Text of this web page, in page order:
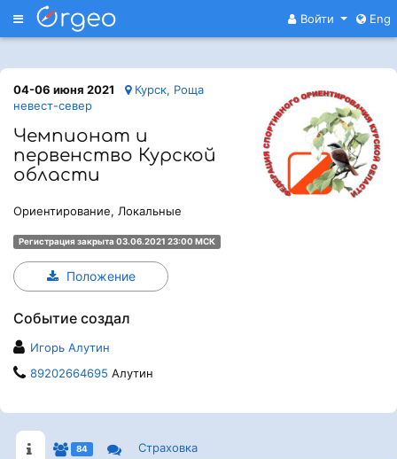
Меню Войти Eng
04-06 июня 2021
Курск, Роща
невест-север
Чемпионат и
первенство Курской
области
Ориентирование, Локальные
Регистрация закрыта 03.06.2021 23:00 МСК
Положение
Событие создал
Игорь Алутин
89202664695 Алутин
84 Страховка